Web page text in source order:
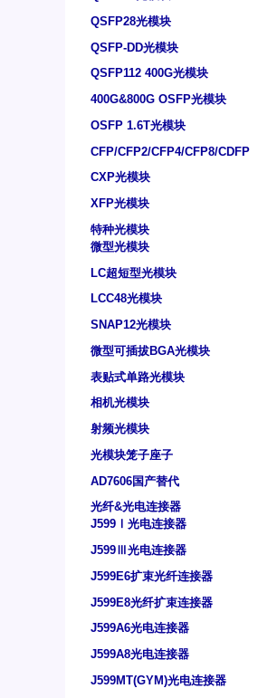
QSFP28光模块
QSFP-DD光模块
QSFP112 400G光模块
400G&800G OSFP光模块
OSFP 1.6T光模块
CFP/CFP2/CFP4/CFP8/CDFP
CXP光模块
XFP光模块
特种光模块
微型光模块
LC超短型光模块
LCC48光模块
SNAP12光模块
微型可插拔BGA光模块
表贴式单路光模块
相机光模块
射频光模块
光模块笼子座子
AD7606国产替代
光纤&光电连接器
J599Ⅰ光电连接器
J599Ⅲ光电连接器
J599E6扩束光纤连接器
J599E8光纤扩束连接器
J599A6光电连接器
J599A8光电连接器
J599MT(GYM)光电连接器